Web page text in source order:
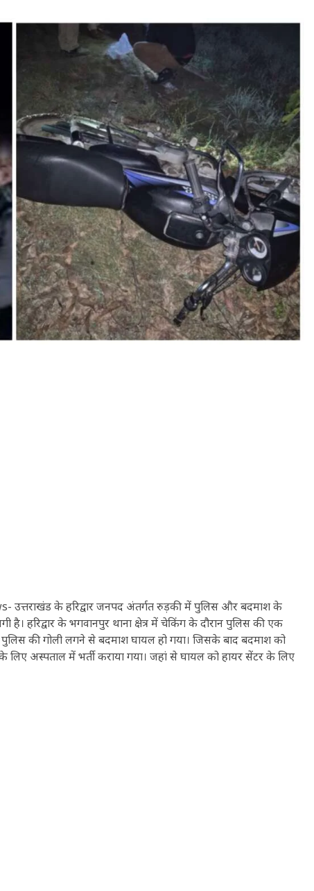
के हरिद्वार जनपद अंतर्गत रुड़की में पुलिस और बदमाश के
है। हरिद्वार के भगवानपुर थाना क्षेत्र में चेकिंग के दौरान पुलिस की एक
की गोली लगने से बदमाश घायल हो गया। जिसके बाद बदमाश को
लिए अस्पताल में भर्ती कराया गया। जहां से घायल को हायर सेंटर के लिए